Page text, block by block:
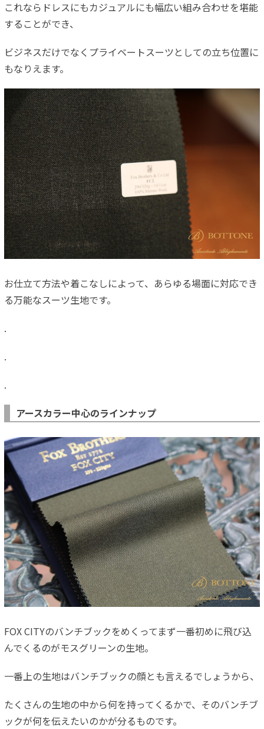
これならドレスにもカジュアルにも幅広い組み合わせを堪能
することができ、
ビジネスだけでなくプライベートスーツとしての立ち位置に
もなりえます。
お仕立て方法や着こなしによって、あらゆる場面に対応でき
る万能なスーツ生地です。
.
.
.
アースカラー中心のラインナップ
FOX CITYのバンチブックをめくってまず一番初めに飛び込
んでくるのがモスグリーンの生地。
一番上の生地はバンチブックの顔とも言えるでしょうから、
たくさんの生地の中から何を持ってくるかで、そのバンチブ
ックが何を伝えたいのかが分るものです。